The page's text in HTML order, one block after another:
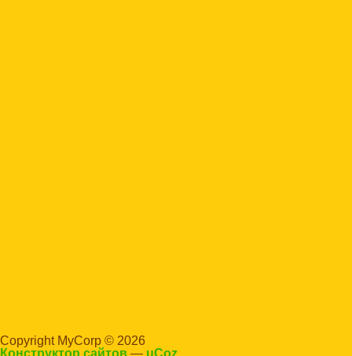
Copyright MyCorp © 2026
Конструктор сайтов — uCoz